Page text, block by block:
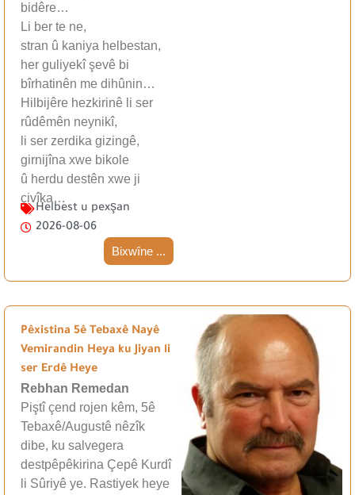
bidêre…
Li ber te ne,
stran û kaniya helbestan,
her guliyekî şevê bi
bîrhatinên me dihûnin…
Hilbijêre hezkirinê li ser
rûdêmên neynikî,
li ser zerdika gizingê,
girnijîna xwe bikole
û herdu destên xwe ji
çivîka…
Helbest u pexşan
2026-08-06
Bixwîne ...
Pêxistina 5ê Tebaxê Nayê
Vemirandin Heya ku Jiyan li
ser Erdê Heye
Rebhan Remedan
Piştî çend rojen kêm, 5ê
Tebaxê/Augustê nêzîk
dibe, ku salvegera
destpêpêkirina Çepê Kurdî
li Sûriyê ye. Rastiyek heye